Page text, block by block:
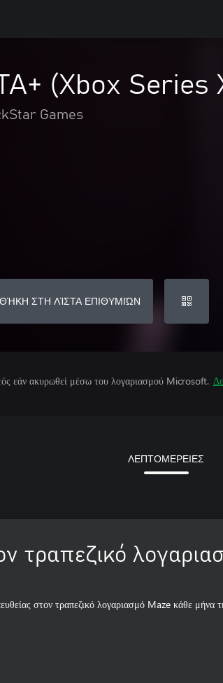
(Xbox
Games
ΣΤΗ ΛΊΣΤΑ ΕΠΙΘΥΜΙΏΝ
εάν ακυρωθεί μέσω του λογαριασμού Microsoft.
ΛΕΠΤΟΜΕΡΕΙΕΣ
τραπεζικό
στον τραπεζικό λογαριασμό Maze κάθε μήνα